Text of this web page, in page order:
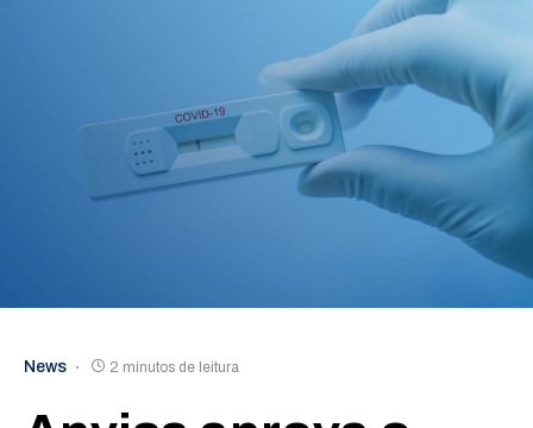
News 2 minutos de leitura